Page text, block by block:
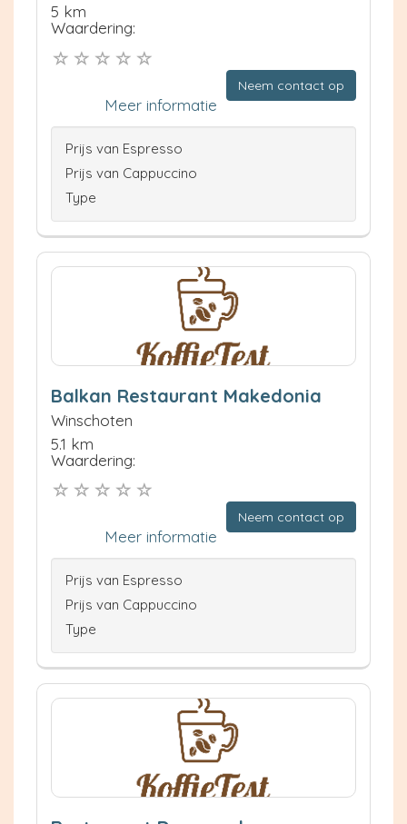
5 km
Waardering:
Neem contact op
Meer informatie
Prijs van Espresso
Prijs van Cappuccino
Type
Balkan Restaurant Makedonia
Winschoten
5.1 km
Waardering:
Neem contact op
Meer informatie
Prijs van Espresso
Prijs van Cappuccino
Type